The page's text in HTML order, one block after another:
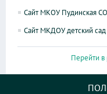
Сайт МКОУ Пудинская
Сайт МКДОУ детский
Перейти